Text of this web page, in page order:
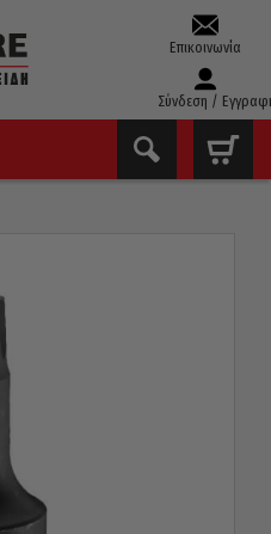
Επικοινωνία
Σύνδεση /